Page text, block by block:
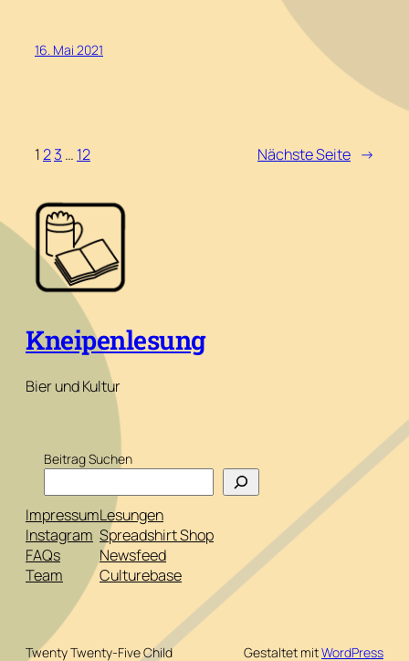
16. Mai 2021
123 … 12 Nächste Seite →
Kneipenlesung
Bier und Kultur
Beitrag Suchen
Impressum
Instagram
FAQs
Team
Lesungen
Spreadshirt Shop
Newsfeed
Culturebase
Twenty Twenty-Five Child Gestaltet mitWordPress